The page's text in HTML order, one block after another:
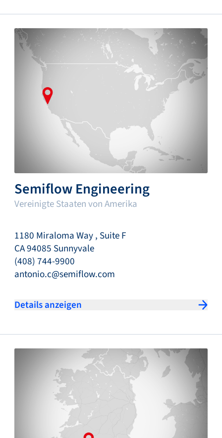
Semiflow Engineering
Vereinigte Staaten von Amerika
1180 Miraloma Way , Suite F
CA 94085 Sunnyvale
(408) 744-9900
antonio.c@semiflow.com
Details anzeigen